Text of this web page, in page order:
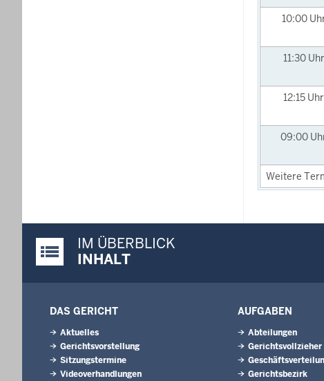
10:00
11:30 Uhr
12:15 Uhr
09:00
Weitere
Justiz-Portal im Überblick:
IM ÜBERBLICK
INHALT
DAS GERICHT
Aktuelles
Gerichtsvorstellung
Sitzungstermine
Videoverhandlungen
AUFGABEN
Abteilungen
Gerichtsvollzieher
Gerichtsbezirk